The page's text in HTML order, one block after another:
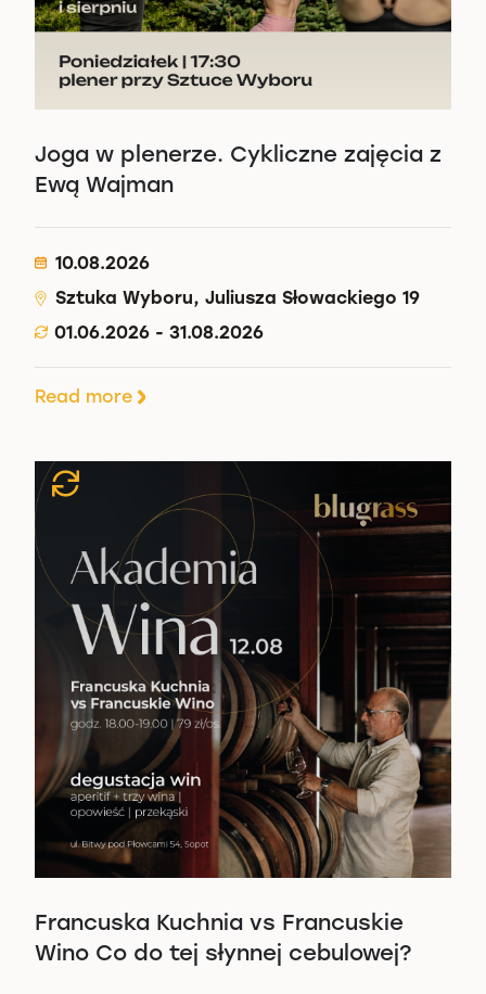
Joga w plenerze. Cykliczne zajęcia z
Ewą Wajman
10.08.2026
Sztuka Wyboru, Juliusza Słowackiego 19
01.06.2026 - 31.08.2026
Read more
Francuska Kuchnia vs Francuskie
Wino Co do tej słynnej cebulowej?